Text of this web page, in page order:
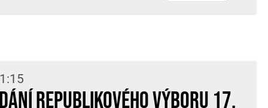
Republikového výboru 17.